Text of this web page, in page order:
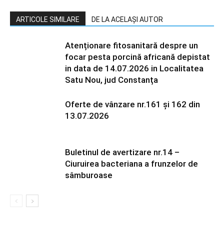
ARTICOLE SIMILARE DE LA ACELAȘI AUTOR
Atenționare fitosanitară despre un
focar pesta porcină africană depistat
in data de 14.07.2026 in Localitatea
Satu Nou, jud Constanța
Oferte de vânzare nr.161 și 162 din
13.07.2026
Buletinul de avertizare nr.14 –
Ciuruirea bacteriana a frunzelor de
sâmburoase